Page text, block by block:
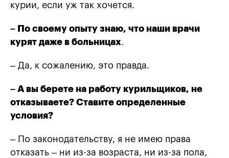
курии, если уж так хочется.
– По своему опыту знаю, что наши врачи
курят даже в больницах.
– Да, к сожалению, это правда.
– А вы берете на работу курильщиков, не
отказываете? Ставите определенные
условия?
– По законодательству, я не имею права
отказать – ни из-за возраста, ни из-за пола,